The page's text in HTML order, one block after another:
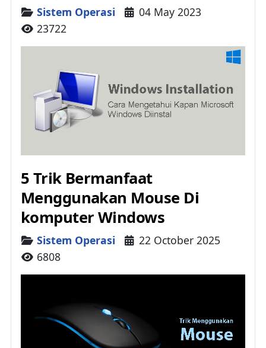
Details
Sistem Operasi
04 May 2023
23722
5 Trik Bermanfaat
Menggunakan Mouse Di
komputer Windows
Details
Sistem Operasi
22 October 2025
6808